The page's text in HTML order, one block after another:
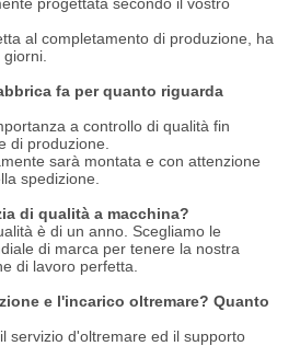
progettata secondo il vostro
al completamento di produzione, ha
giorni.
fa per quanto riguarda
a controllo di qualità fin
di produzione.
sarà montata e con attenzione
spedizione.
di qualità a macchina?
è di un anno. Scegliamo le
di marca per tenere la nostra
di lavoro perfetta.
e l'incarico oltremare? Quanto
servizio d'oltremare ed il supporto